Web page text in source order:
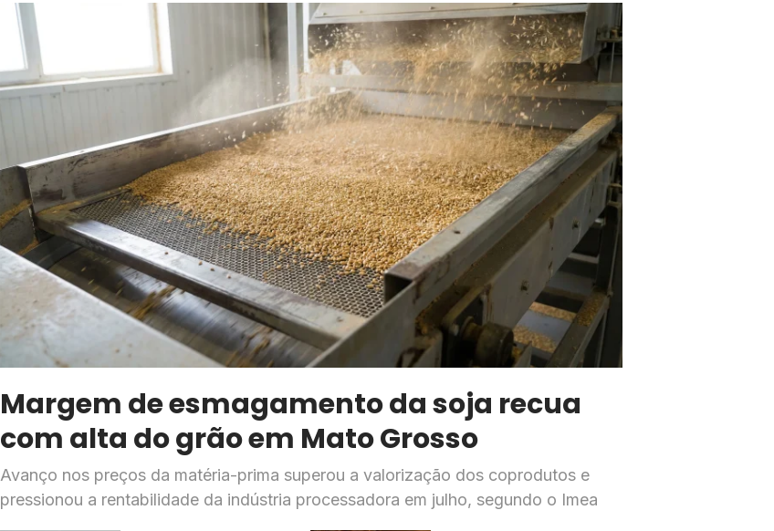
Margem de esmagamento da soja recua
com alta do grão em Mato Grosso
Avanço nos preços da matéria-prima superou a valorização dos coprodutos e
pressionou a rentabilidade da indústria processadora em julho, segundo o Imea